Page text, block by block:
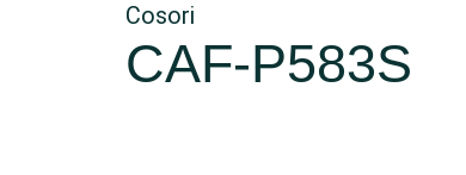
Cosori
CAF-P583S